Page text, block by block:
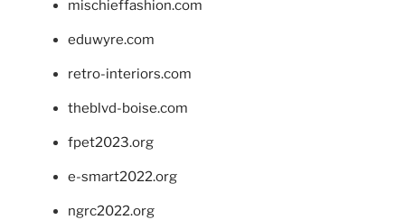
mischieffashion.com
eduwyre.com
retro-interiors.com
theblvd-boise.com
fpet2023.org
e-smart2022.org
ngrc2022.org